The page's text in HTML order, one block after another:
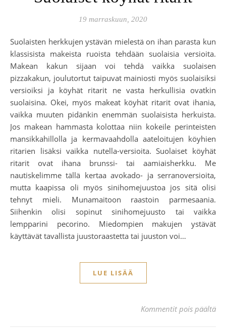
19 marraskuun, 2020
Suolaisten herkkujen ystävän mielestä on ihan parasta kun
klassisista makeista ruoista tehdään suolaisia versioita.
Makean kakun sijaan voi tehdä vaikka suolaisen
pizzakakun, joulutortut taipuvat mainiosti myös suolaisiksi
versioiksi ja köyhät ritarit ne vasta herkullisia ovatkin
suolaisina. Okei, myös makeat köyhät ritarit ovat ihania,
vaikka muuten pidänkin enemmän suolaisista herkuista.
Jos makean hammasta kolottaa niin kokeile perinteisten
mansikkahillolla ja kermavaahdolla aateloitujen köyhien
ritarien lisäksi vaikka nutella-versioita. Suolaiset köyhät
ritarit ovat ihana brunssi- tai aamiaisherkku. Me
nautiskelimme tällä kertaa avokado- ja serranoversioita,
mutta kaapissa oli myös sinihomejuustoa jos sitä olisi
tehnyt mieli. Munamaitoon raastoin parmesaania.
Siihenkin olisi sopinut sinihomejuusto tai vaikka
lempparini pecorino. Miedompien makujen ystävät
käyttävät tavallista juustoraastetta tai juuston voi…
LUE LISÄÄ
Kommentit pois päältä